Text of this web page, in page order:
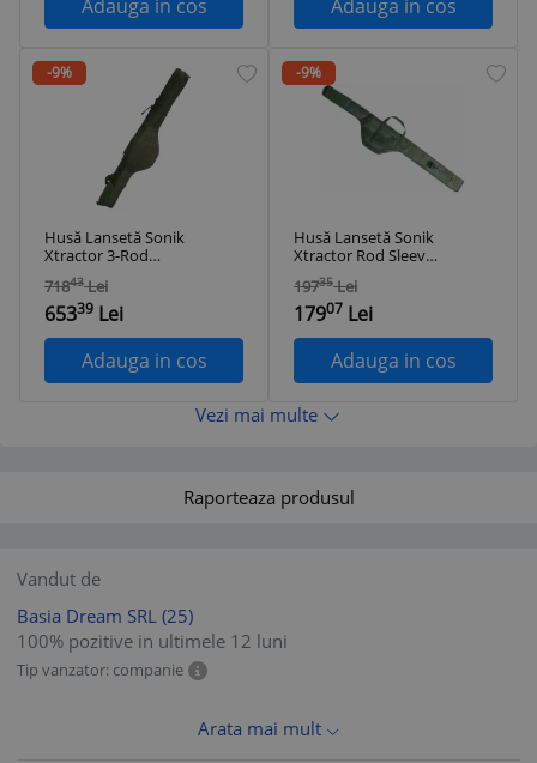
Adauga in cos
Adauga in cos
-9%
Husă Lansetă Sonik
Xtractor 3-Rod
Sleeve - 9' (2.74m)
71843 Lei
65339 Lei
Adauga in cos
-9%
Husă Lansetă Sonik
Xtractor Rod Sleeve
SIngle - 9' (2.74m)
19735 Lei
17907 Lei
Adauga in cos
Vezi mai multe
Raporteaza produsul
Vandut de
Basia Dream SRL (25)
100% pozitive in ultimele 12 luni
Tip vanzator: companie
Arata mai mult